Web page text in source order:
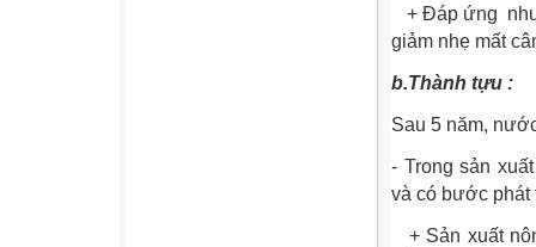
+ Đáp ứng
giảm nhẹ mất
b.Thành tựu :
Sau 5 năm,
- Trong sản
và có bước phát
+ Sản xuất